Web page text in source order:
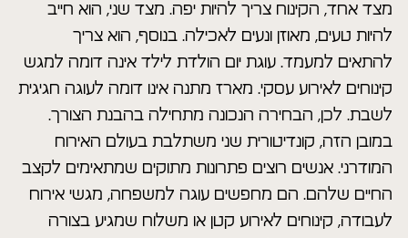
מצד אחד, הקינוח צריך להיות יפה. מצד שני, הוא חייב
להיות טעים, מאוזן ונעים לאכילה. בנוסף, הוא צריך
להתאים למעמד. עוגת יום הולדת לילד אינה דומה למגש
קינוחים לאירוע עסקי. מארז מתנה אינו דומה לעוגה חגיגית
לשבת. לכן, הבחירה הנכונה מתחילה בהבנת הצורך.
במובן הזה, קונדיטורית שני משתלבת בעולם האירוח
המודרני. אנשים רוצים פתרונות מתוקים שמתאימים לקצב
החיים שלהם. הם מחפשים עוגה למשפחה, מגשי אירוח
לעבודה, קינוחים לאירוע קטן או משלוח שמגיע בצורה